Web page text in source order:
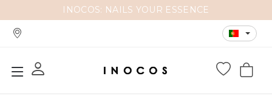
INOCOS: NAILS YOUR ESSENCE